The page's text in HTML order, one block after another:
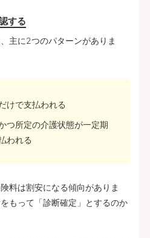
する
主に2つのパターンがありま
けで支払われる
つ所定の介護状態が一定期
われる
料は割安になる傾向がありま
もって「診断確定」とするのか